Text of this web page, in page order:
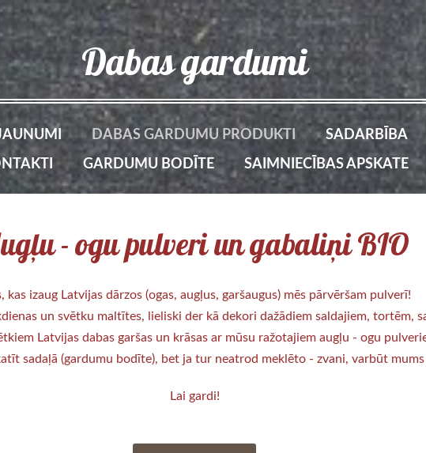
Dabas gardumi
DABAS GARDUMU PRODUKTI SADARBĪBA
GARDUMU BODĪTE SAIMNIECĪBAS APSKATE
- ogu pulveri un gabaliņi BIO
kas izaug Latvijas dārzos (ogas, augļus, garšaugus) mēs pārvēršam pulverī!
un svētku maltītes, lieliski der kā dekori dažādiem saldajiem, tortēm,
Latvijas dabas garšas un krāsas ar mūsu ražotajiem augļu - ogu
sadaļā (gardumu bodīte), bet ja tur neatrod meklēto - zvani, varbūt
Lai gardi!